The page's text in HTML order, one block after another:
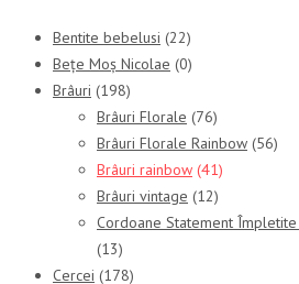
Bentite bebelusi (22)
Bețe Moș Nicolae (0)
Brâuri (198)
Brâuri Florale (76)
Brâuri Florale Rainbow (56)
Brâuri rainbow (41)
Brâuri vintage (12)
Cordoane Statement
(13)
Cercei (178)